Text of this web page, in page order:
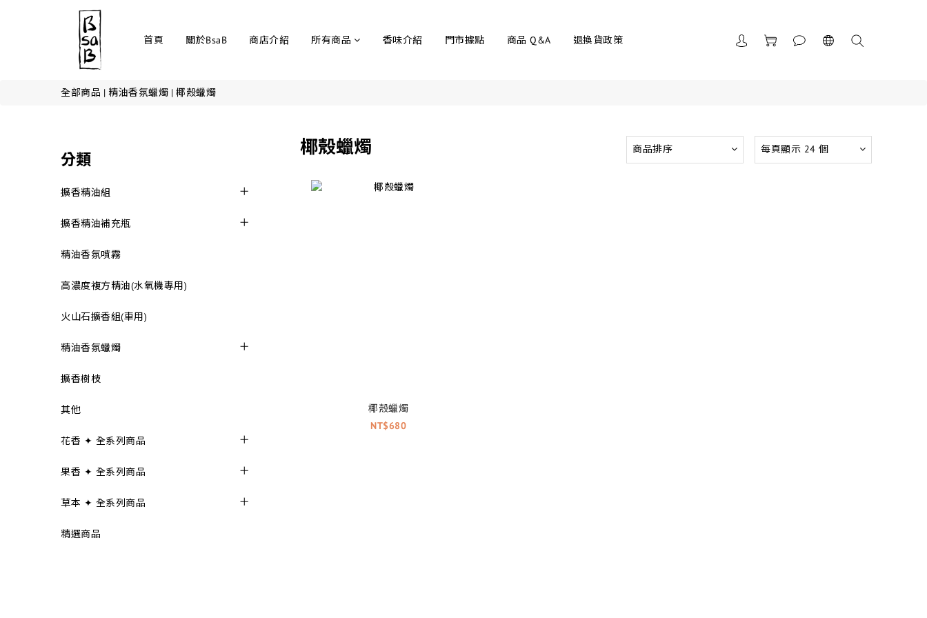
首頁 關於BsaB 商店介紹 所有商品 香味介紹 門市據點 商品 Q&A 退換貨政策
全部商品 | 精油香氛蠟燭 | 椰殼蠟燭
分類
擴香精油組
擴香精油補充瓶
精油香氛噴霧
高濃度複方精油(水氧機專用)
火山石擴香組(車用)
精油香氛蠟燭
擴香樹枝
其他
花香 ✦ 全系列商品
果香 ✦ 全系列商品
草本 ✦ 全系列商品
精選商品
椰殼蠟燭 商品排序 每頁顯示 24 個
椰殼蠟燭
NT$680